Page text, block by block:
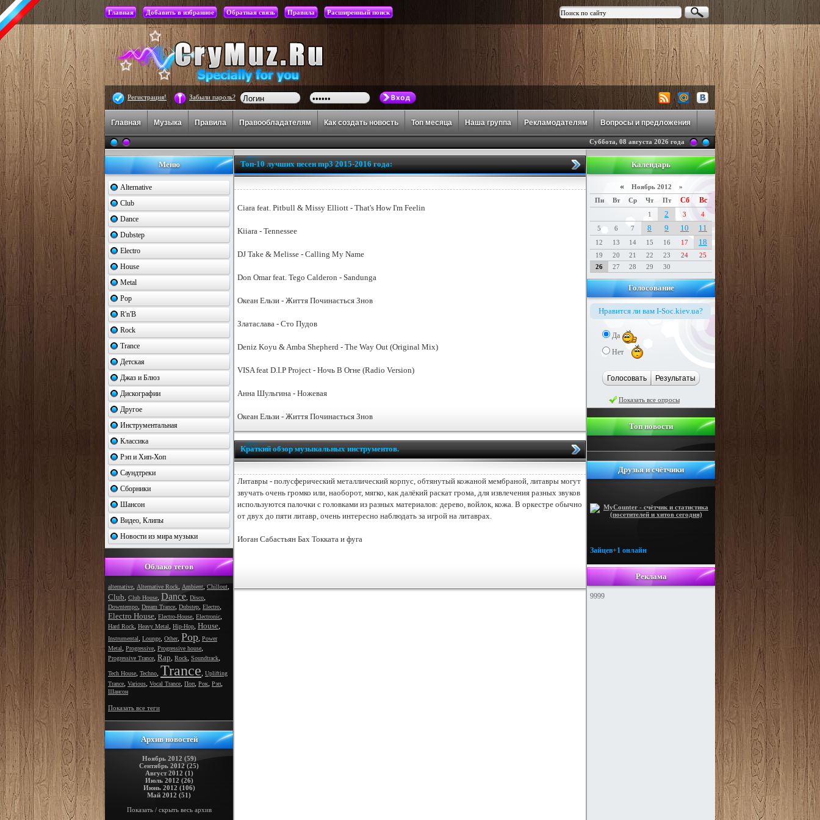
Главная Добавить в избранное Обратная связь Правила Расширенный поиск
Регистрация! Забыли пароль?
Главная Музыка Правила Правообладателям Как создать новость Топ месяца Наша группа Рекламодателям Вопросы и предложения
Суббота, 08 августа 2026 года
Меню
Alternative
Club
Dance
Dubstep
Electro
House
Metal
Pop
R'n'B
Rock
Trance
Детская
Джаз и Блюз
Дискографии
Другое
Инструментальная
Классика
Рэп и Хип-Хоп
Саундтреки
Сборники
Шансон
Видео, Клипы
Новости из мира музыки
Облако тегов
alternative, Alternative Rock, Ambient, Chillout,
Club, Club House, Dance, Disco,
Downtempo, Dream Trance, Dubstep, Electro,
Electro House, Electro-House, Electronic,
Hard Rock, Heavy Metal, Hip-Hop, House,
Instrumental, Lounge, Other, Pop, Power
Metal, Progressive, Progressive house,
Progressive Trance, Rap, Rock, Soundtrack,
Tech House, Techno, Trance, Uplifting
Trance, Various, Vocal Trance, Поп, Рок, Рэп,
Шансон
Показать все теги
Архив новостей
Ноябрь 2012 (59)
Сентябрь 2012 (25)
Август 2012 (1)
Июль 2012 (26)
Июнь 2012 (106)
Май 2012 (51)
Показать / скрыть весь архив
Календарь
«Ноябрь 2012 »
Пн
Вт Ср Чт Пт Сб Вс
1 2 3
4
5
6 7 8 9 10 11
12 13 14 15 16 17 18
19 20 21 22 23 24
25
26
27 28 29 30
Голосование
Нравится ли вам I-Soc.kiev.ua?
Да
Нет
Голосовать Результаты
Показать все опросы
Топ новости
Друзья и счётчики
Зайцев+1 онлайн
Реклама
9999
Топ-10 лучших песен mp3 2015-2016 года:
Ciara feat. Pitbull & Missy Elliott - That's How I'm Feelin
Kiiara - Tennessee
DJ Take & Melisse - Calling My Name
Don Omar feat. Tego Calderon - Sandunga
Океан Ельзи - Життя Починається Знов
Златаслава - Сто Пудов
Deniz Koyu & Amba Shepherd - The Way Out (Original Mix)
VISA feat D.I.P Project - Ночь В Огне (Radio Version)
Анна Шульгина - Ножевая
Океан Ельзи - Життя Починається Знов
Краткий обзор музыкальных инструментов.
Литавры - полусферический металлический корпус, обтянутый кожаной мембраной, литавры могут
звучать очень громко или, наоборот, мягко, как далёкий раскат грома, для извлечения разных звуков
используются палочки с головками из разных материалов: дерево, войлок, кожа. В оркестре обычно
от двух до пяти литавр, очень интересно наблюдать за игрой на литаврах.
Иоган Сабастьян Бах Токката и фуга